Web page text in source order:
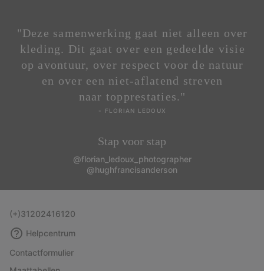
"Deze samenwerking gaat niet alleen over
kleding. Dit gaat over een gedeelde visie
op avontuur, over respect voor de natuur
en over een niet-aflatend streven
naar topprestaties."
- FLORIAN LEDOUX
Stap voor stap
@florian_ledoux_photographer
@hughfrancisanderson
(+)31202416120
Helpcentrum
Contactformulier